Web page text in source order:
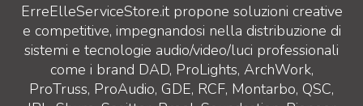
ErreElleServiceStore.it propone soluzioni creative
e competitive, impegnandosi nella distribuzione di
sistemi e tecnologie audio/video/luci professionali
come i brand DAD, ProLights, ArchWork,
ProTruss, ProAudio, GDE, RCF, Montarbo, QSC,